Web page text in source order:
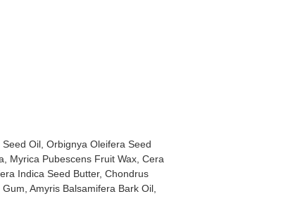
Oil, Orbignya Oleifera Seed
Myrica Pubescens Fruit Wax, Cera
Indica Seed Butter, Chondrus
Amyris Balsamifera Bark Oil,